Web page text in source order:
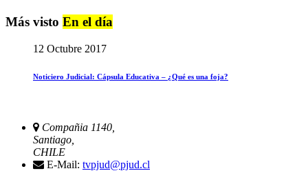
Más visto En el día
12 Octubre 2017
Noticiero Judicial: Cápsula Educativa – ¿Qué es una foja?
Compañia 1140,
Santiago,
CHILE
E-Mail: tvpjud@pjud.cl